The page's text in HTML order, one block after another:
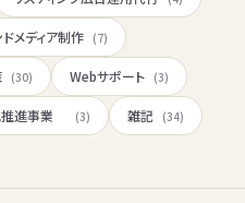
メディア制作 (7)
(30) Webサポート (3)
推進事業 (3) 雑記 (34)